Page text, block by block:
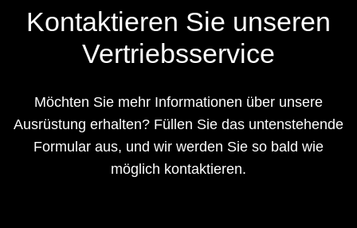
Kontaktieren Sie unseren
Vertriebsservice
Möchten Sie mehr Informationen über unsere
Ausrüstung erhalten? Füllen Sie das untenstehende
Formular aus, und wir werden Sie so bald wie
möglich kontaktieren.